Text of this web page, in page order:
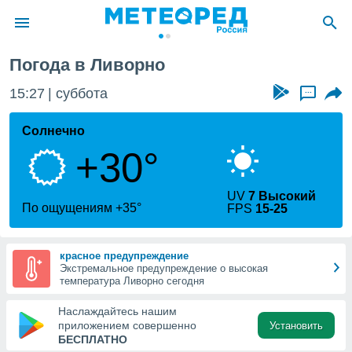
о
Вы можете
к этому
доступ
Погода в Ливорно
15:27 суббота ...
Солнечно
+30°
По ощущениям +35°
UV7 Высокий
FPS 15-25
красное предупреждение
Экстремальное предупреждение о высокая
температура Ливорно сегодня
Наслаждайтесь нашим
приложением совершенно
БЕСПЛАТНО
Установить